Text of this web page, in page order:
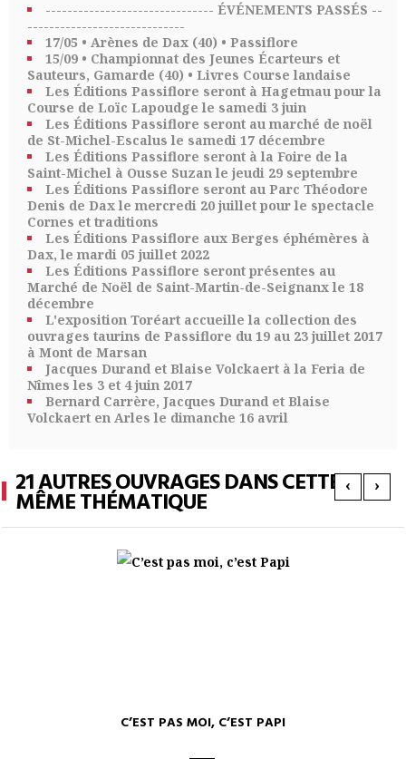
------------------------------- ÉVÉNEMENTS PASSÉS --
-----------------------------
17/05 • Arènes de Dax (40) • Passiflore
15/09 • Championnat des Jeunes Écarteurs et
Sauteurs, Gamarde (40) • Livres Course landaise
Les Éditions Passiflore seront à Hagetmau pour la
Course de Loïc Lapoudge le samedi 3 juin
Les Éditions Passiflore seront au marché de noël
de St-Michel-Escalus le samedi 17 décembre
Les Éditions Passiflore seront à la Foire de la
Saint-Michel à Ousse Suzan le jeudi 29 septembre
Les Éditions Passiflore seront au Parc Théodore
Denis de Dax le mercredi 20 juillet pour le spectacle
Cornes et traditions
Les Éditions Passiflore aux Berges éphémères à
Dax, le mardi 05 juillet 2022
Les Éditions Passiflore seront présentes au
Marché de Noël de Saint-Martin-de-Seignanx le 18
décembre
L'exposition Toréart accueille la collection des
ouvrages taurins de Passiflore du 19 au 23 juillet 2017
à Mont de Marsan
Jacques Durand et Blaise Volckaert à la Feria de
Nîmes les 3 et 4 juin 2017
Bernard Carrère, Jacques Durand et Blaise
Volckaert en Arles le dimanche 16 avril
21 AUTRES OUVRAGES DANS CETTE
MÊME THÉMATIQUE
‹ ›
C’EST PAS MOI, C’EST PAPI